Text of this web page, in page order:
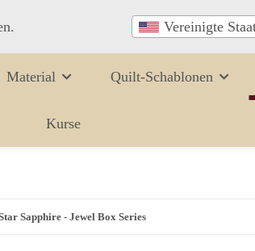
Vereinigte
Material Quilt-Schablonen
Kurse
Sapphire - Jewel Box Series